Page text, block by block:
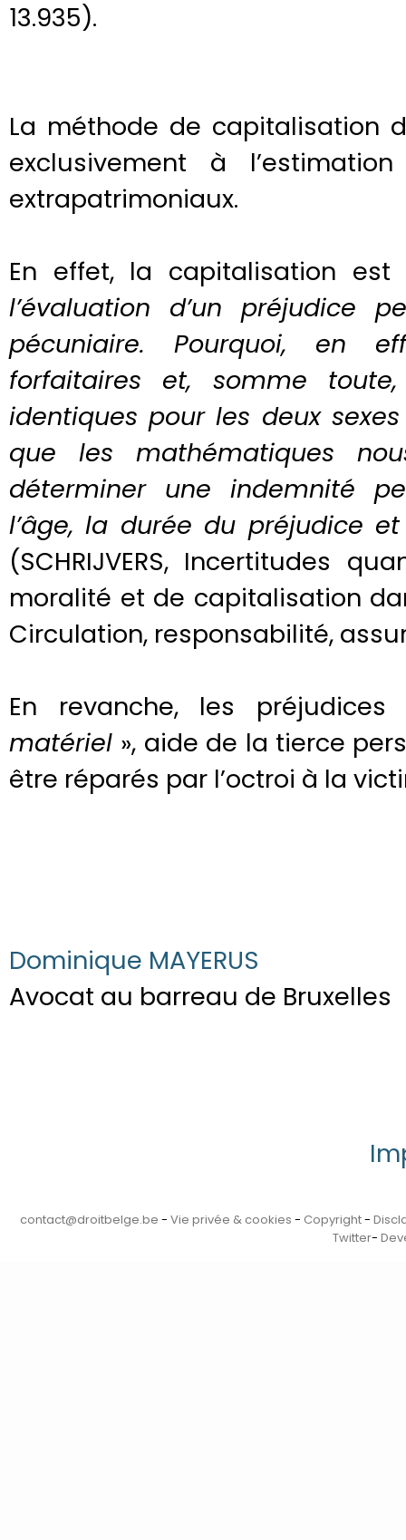
13.935).
La méthode de capitalisation
exclusivement à
extrapatrimoniaux.
En effet, la capitalisation
l’évaluation d’un préjudice
pécuniaire. Pourquoi, en
forfaitaires et, somme
identiques pour les deux
que les mathématiques
déterminer une indemnité
l’âge, la durée du préjudice
(SCHRIJVERS, Incertitudes
moralité et de capitalisation
Circulation, responsabilité,
En revanche, les
matériel », aide de la tierce
être réparés par l’octroi à la
Dominique MAYERUS
Avocat au barreau de Bruxelles
contact@droitbelge.be - Vie privée & cookies - Copyright-
Twitter-